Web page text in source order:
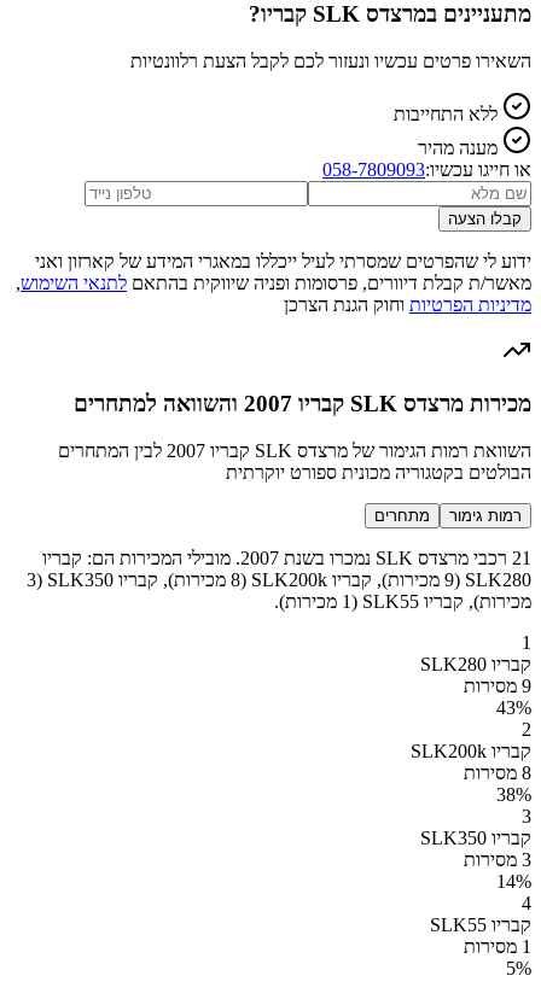
מתעניינים במרצדס SLK קבריו ?
השאירו פרטים עכשיו ונעזור לכם לקבל הצעת רלוונטיות
ללא התחייבות
מענה מהיר
או חייגו עכשיו:058-7809093
קבלו הצעה
ידוע לי שהפרטים שמסרתי לעיל ייכללו במאגרי המידע של קארזון ואני
מאשר/ת קבלת דיוורים, פרסומות ופניה שיווקית בהתאם לתנאי השימוש,
מדיניות הפרטיות וחוק הגנת הצרכן
מכירות מרצדס SLK קבריו 2007 והשוואה למתחרים
השוואת רמות הגימור של מרצדס SLK קבריו 2007 לבין המתחרים
הבולטים בקטגוריה מכונית ספורט יוקרתית
רמות גימור מתחרים
21 רכבי מרצדס SLK נמכרו בשנת 2007. מובילי המכירות הם: קבריו
SLK280 (9 מכירות), קבריו SLK200k (8 מכירות), קבריו SLK350 (3
מכירות), קבריו SLK55 (1 מכירות).
1
קבריו SLK280
9 מסירות
43%
2
קבריו SLK200k
8 מסירות
38%
3
קבריו SLK350
3 מסירות
14%
4
קבריו SLK55
1 מסירות
5%